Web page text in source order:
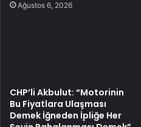
Ağustos 6, 2026
CHP’li Akbulut: “Motorinin
Bu Fiyatlara Ulaşması
Demek İğneden İpliğe Her